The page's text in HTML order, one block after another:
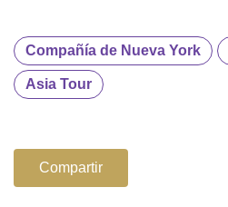
Compañía de Nueva York
Asia Tour
Compartir